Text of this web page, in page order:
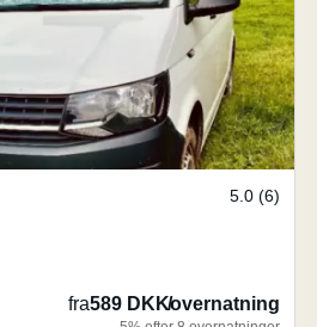
5.0 (6)
fra589 DKK/overnatning